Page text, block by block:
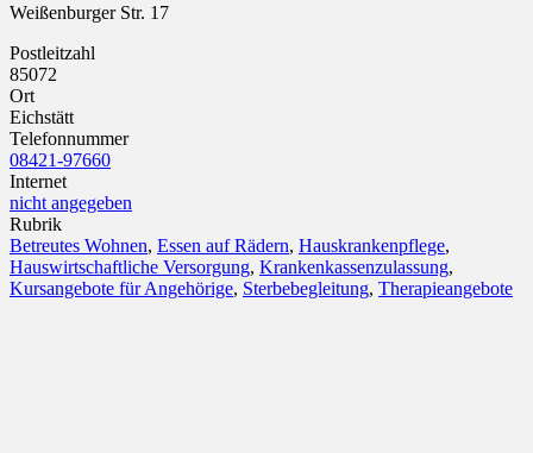
Weißenburger Str. 17
Postleitzahl
85072
Ort
Eichstätt
Telefonnummer
08421-97660
Internet
nicht angegeben
Rubrik
Betreutes Wohnen, Essen auf Rädern, Hauskrankenpflege,
Hauswirtschaftliche Versorgung, Krankenkassenzulassung,
Kursangebote für Angehörige, Sterbebegleitung, Therapieangebote